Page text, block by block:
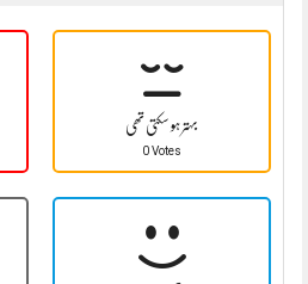
بہتر ہو سکتی تھی
0 Votes